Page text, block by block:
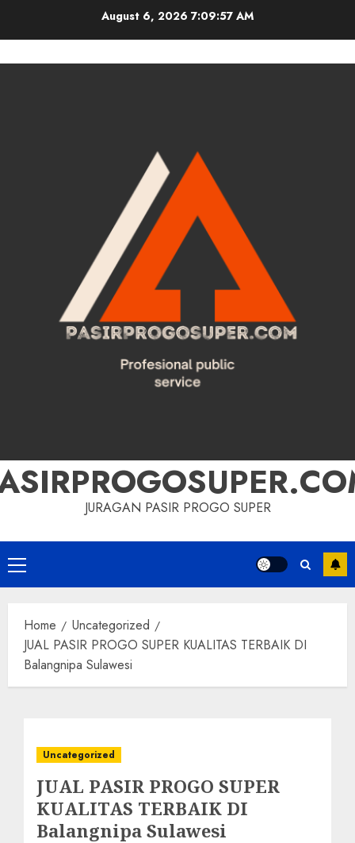
August 6, 2026 7:09:57 AM
JURAGAN PASIR PROGO SUPER
Primary
Menu
Home
Uncategorized
JUAL PASIR PROGO SUPER KUALITAS TERBAIK DI
Balangnipa Sulawesi
Uncategorized
JUAL PASIR PROGO SUPER
KUALITAS TERBAIK DI
Balangnipa Sulawesi